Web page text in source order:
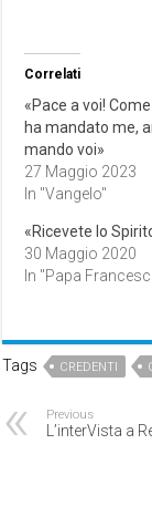
Correlati
«Pace a voi!
ha mandato me,
mando voi»
27 Maggio 2023
In "Vangelo"
«Ricevete lo
30 Maggio 2020
In "Papa
Tags CREDENTI
Previous
L’interVista a